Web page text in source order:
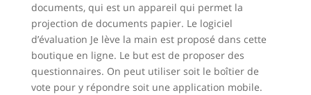
documents, qui est un appareil qui permet la
projection de documents papier. Le logiciel
d’évaluation Je lève la main est proposé dans cette
boutique en ligne. Le but est de proposer des
questionnaires. On peut utiliser soit le boîtier de
vote pour y répondre soit une application mobile.